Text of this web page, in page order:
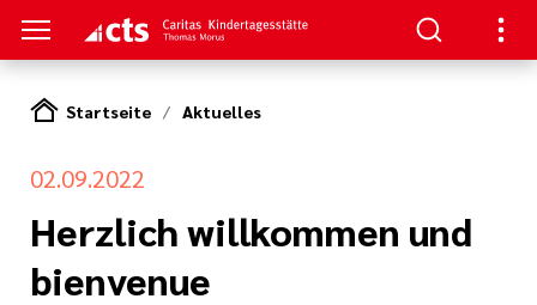
und
Startseite Aktuelles
02.09.2022
Herzlich willkommen und
bienvenue